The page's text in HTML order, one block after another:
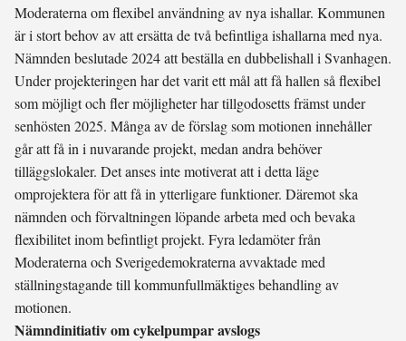
Moderaterna om flexibel användning av nya ishallar. Kommunen
är i stort behov av att ersätta de två befintliga ishallarna med nya.
Nämnden beslutade 2024 att beställa en dubbelishall i Svanhagen.
Under projekteringen har det varit ett mål att få hallen så flexibel
som möjligt och fler möjligheter har tillgodosetts främst under
senhösten 2025. Många av de förslag som motionen innehåller
går att få in i nuvarande projekt, medan andra behöver
tilläggslokaler. Det anses inte motiverat att i detta läge
omprojektera för att få in ytterligare funktioner. Däremot ska
nämnden och förvaltningen löpande arbeta med och bevaka
flexibilitet inom befintligt projekt. Fyra ledamöter från
Moderaterna och Sverigedemokraterna avvaktade med
ställningstagande till kommunfullmäktiges behandling av
motionen.
Nämndinitiativ om cykelpumpar avslogs